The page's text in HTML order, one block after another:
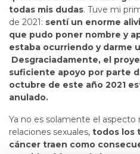
todas mis dudas. Tuve mi
de 2021: sentí un enorme
que pudo poner nombre y
estaba ocurriendo y darme
Desgraciadamente, el
suficiente apoyo por parte
octubre de este año 2021
anulado.
Ya no es solamente el aspecto
relaciones sexuales, todos los
cáncer traen como